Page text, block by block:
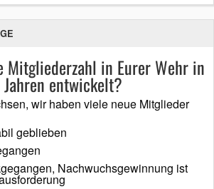
Mitgliederzahl in Eurer Wehr in
entwickelt?
wir haben viele neue Mitglieder
geblieben
Nachwuchsgewinnung ist